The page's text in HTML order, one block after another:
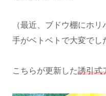
（最近、ブドウ棚にホ
手がベトベトで大変でし
こちらが更新した誘引式